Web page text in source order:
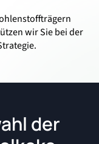
wir Sie bei der
der